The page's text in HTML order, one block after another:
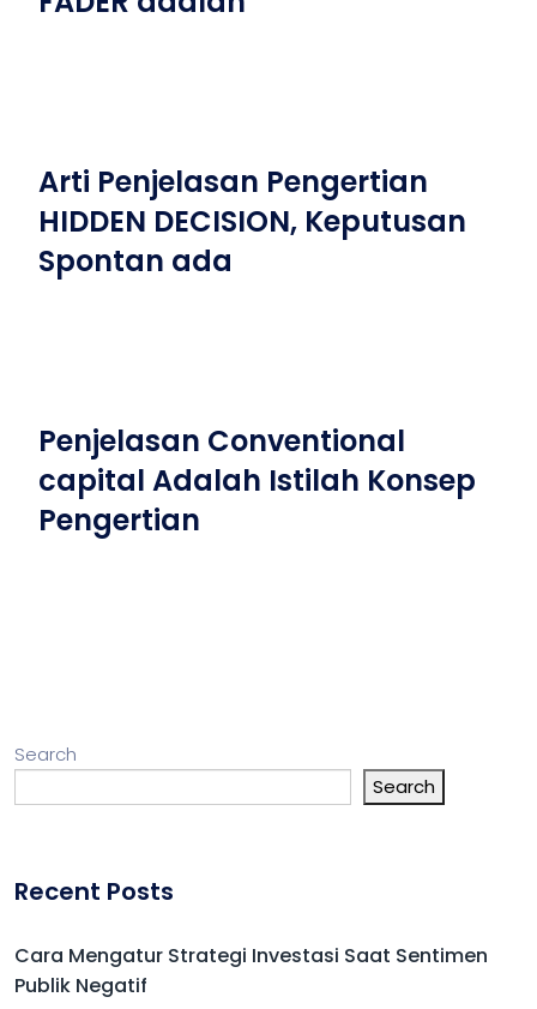
Arti Penjelasan Pengertian
HIDDEN DECISION, Keputusan
Spontan ada
Penjelasan Conventional
capital Adalah Istilah Konsep
Pengertian
Search
Search
Recent Posts
Cara Mengatur Strategi Investasi Saat Sentimen
Publik Negatif